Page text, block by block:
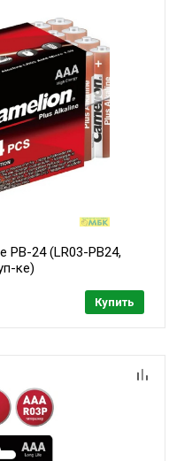
PB-24 (LR03-PB24,
ке)
Купить